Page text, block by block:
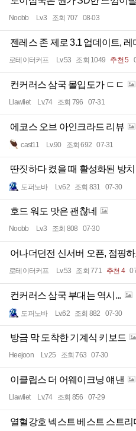
Noobb Lv.3 조회 707 08-03
젠레스 존 제로 3.1 업데이트,
로테이터커프 Lv.53 조회 1049 추천 5
컨커러스 삼국 몰입도가 ㄷㄷ
Llawliet Lv.74 조회 796 07-31
에코스 오브 아인크라드 리뷰
cast11 Lv.90 조회 692 07-31
딴짓하다 켰을 때 활성화된 방
도퍼노바 Lv.62 조회 831 07-30
호드 워도 맛은 괜찮네
Noobb Lv.3 조회 808 07-30
어나더던전 신서버 오픈, 점핑
로테이터커프 Lv.53 조회 771 추천 4
컨커러스 삼국 부대는 역시...
도퍼노바 Lv.62 조회 882 07-30
방금 막 도착한 기계식 키보드
Heejoon Lv.25 조회 763 07-30
이클립스 더 어웨이크닝 얘낸
Llawliet Lv.74 조회 856 07-29
열혈강호 넥스트 베스트 스트리